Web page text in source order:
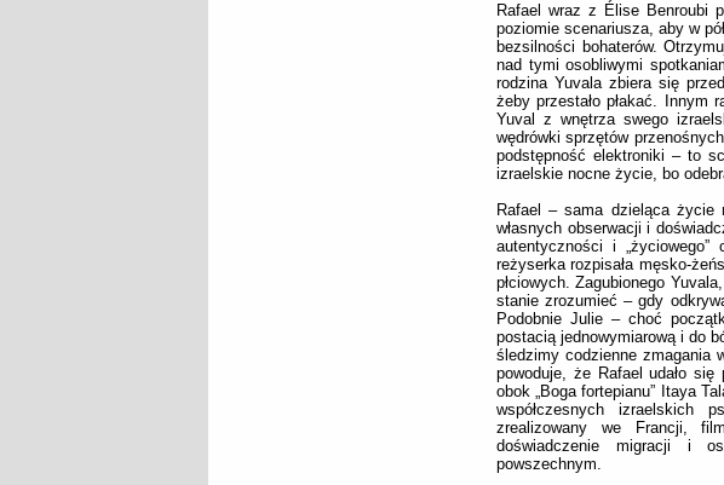
Rafael wraz z Élise Benroubi
poziomie scenariusza, aby w
bezsilności bohaterów.
nad tymi osobliwymi
rodzina Yuvala zbiera się
żeby przestało płakać. Innym
Yuval z wnętrza swego
wędrówki sprzętów
podstępność elektroniki – to
izraelskie nocne życie, bo
Rafael – sama dzieląca życie
własnych obserwacji i
autentyczności i „życiowego”
reżyserka rozpisała męsko-
płciowych. Zagubionego
stanie zrozumieć – gdy
Podobnie Julie – choć
postacią jednowymiarową i do
śledzimy codzienne zmagania
powoduje, że Rafael udało
obok „Boga fortepianu” Itaya
współczesnych izraelskich
zrealizowany we Francji,
doświadczenie migracji i
powszechnym.